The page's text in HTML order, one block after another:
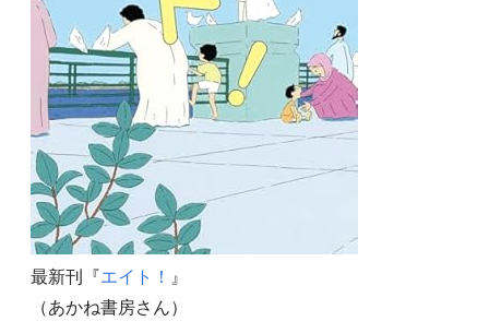
最新刊『エイト！
』
（あかね書房さん）